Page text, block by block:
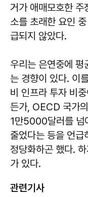
거가 애매모호한 주
소를 초래한 요인
급되지 않았다.
우리는 은연중에
는 경향이 있다. 이
비 인프라 투자 비
든가, OECD 국가
1만5000달러를 넘
줄었다는 등을 언
정당화하곤 했다.
가 있다.
관련기사